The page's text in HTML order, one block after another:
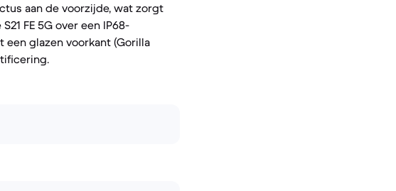
aan de voorzijde, wat zorgt
FE 5G over een IP68-
glazen voorkant (Gorilla